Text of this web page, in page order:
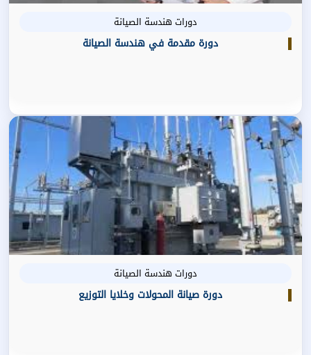
دورات هندسة الصيانة
دورة مقدمة في هندسة الصيانة
دورات هندسة الصيانة
دورة صيانة المحولات وخلايا التوزيع